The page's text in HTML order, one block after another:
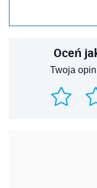
Oceń
Twoja